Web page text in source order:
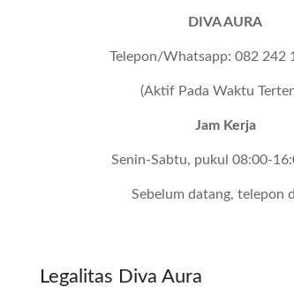
DIVA AURA
Telepon/Whatsapp: 082 242
(Aktif Pada Waktu
Jam Kerja
Senin-Sabtu, pukul 08:00-
Sebelum datang, telepon
Legalitas Diva Aura